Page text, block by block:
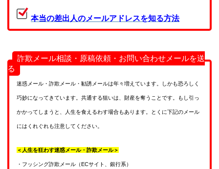
本当の差出人のメールアドレスを知る方法
詐欺メール相談・原稿依頼・お問い合わせメールを送
る
迷惑メール・詐欺メール・勧誘メールは年々増えています。しかも恐ろしく
巧妙になってきています。共通する狙いは、財産を奪うことです。もし引っ
かかってしまうと、人生を食えるわす場合もあります。とくに下記のメール
にはくれぐれも注意してください。
＜人生を狂わす迷惑メール・詐欺メール＞
・フッシング詐欺メール（ECサイト、銀行系）